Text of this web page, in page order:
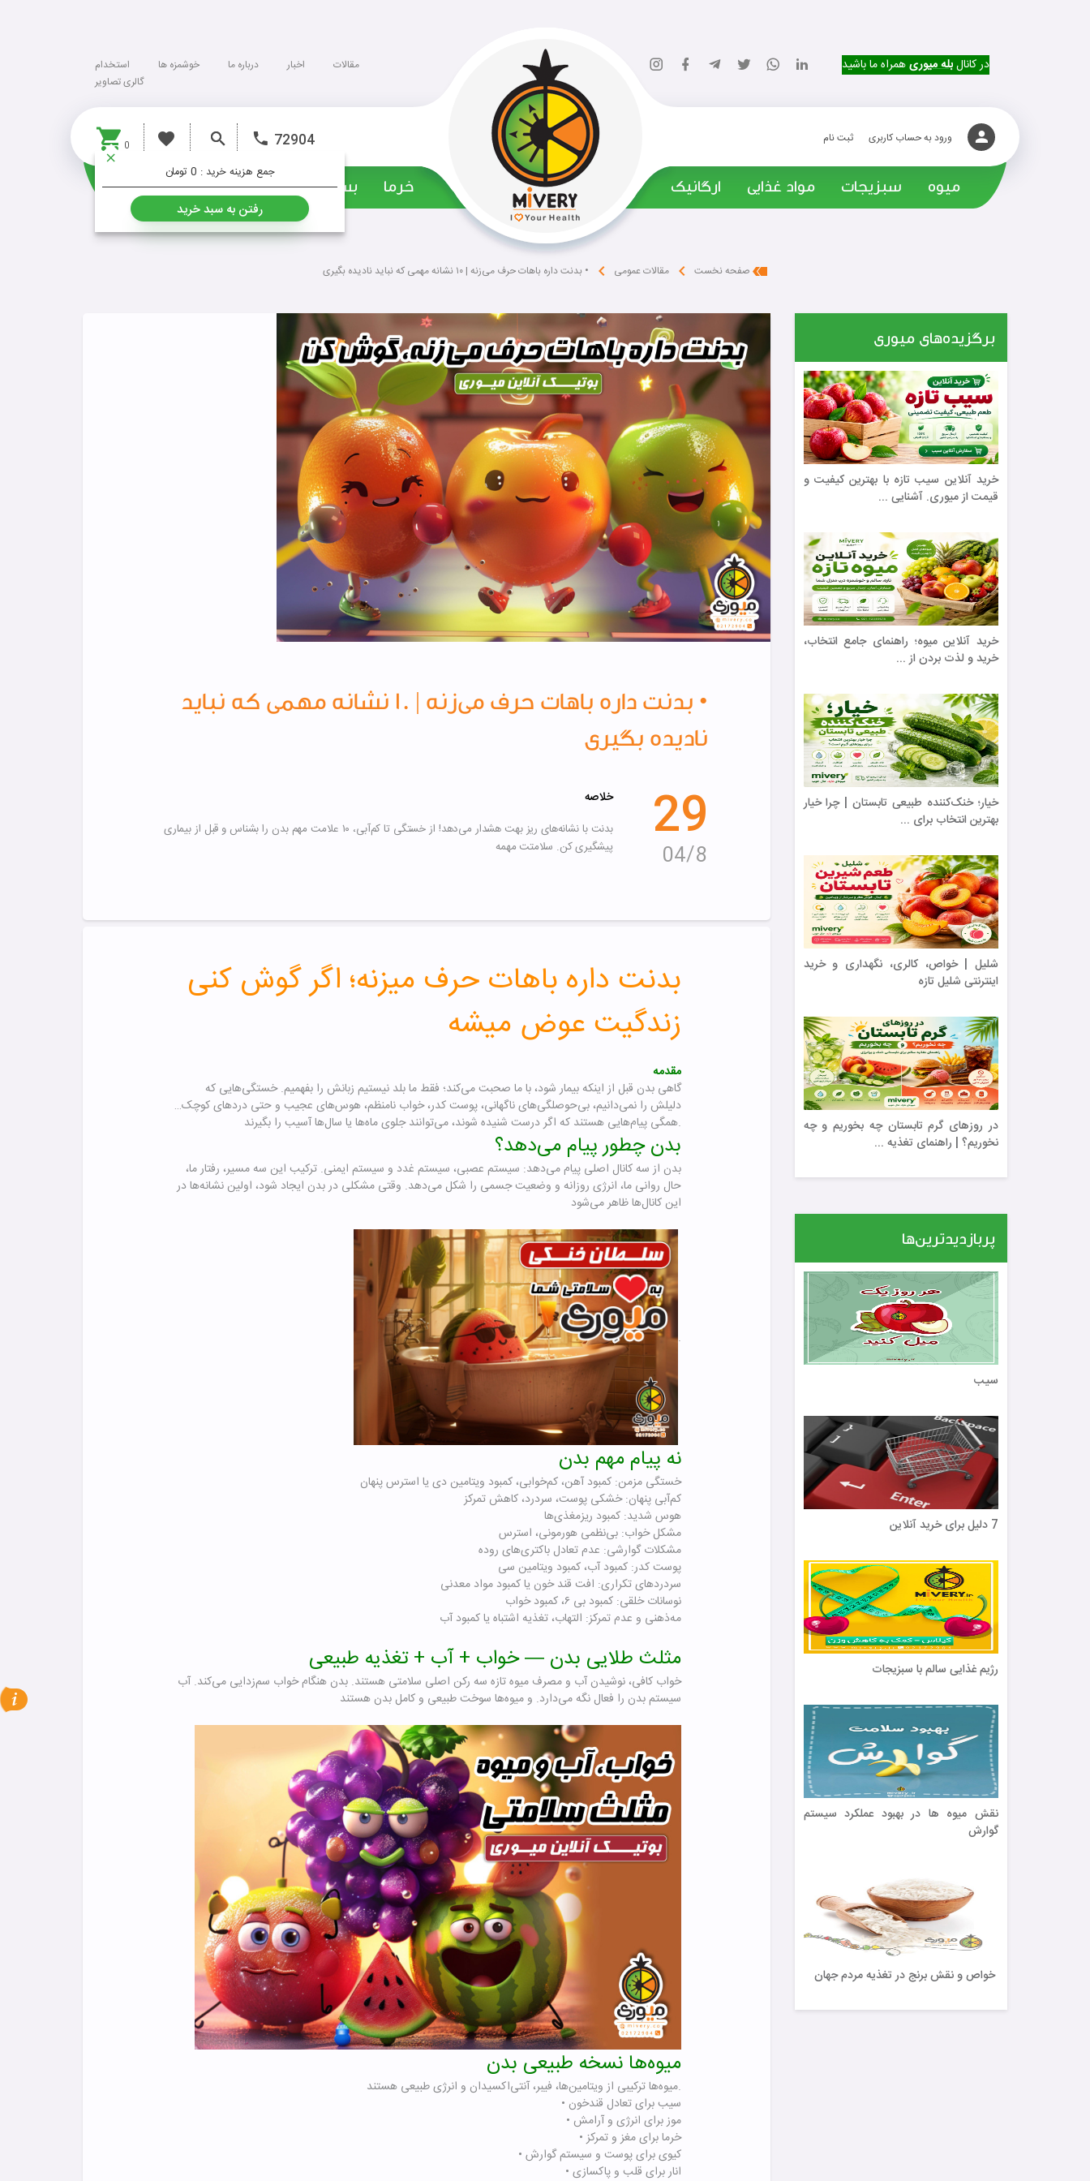
در کانالبله میوریهمراه ما باشید استخدام خوشمزه ها درباره ما اخبار
مقالات
گالری تصاویر
ورود به حساب کاربری ثبت نام
0
جمع هزینه خرید :
رفتن به سبد خرید
72904
میوه سبزیجات مواد غذایی ارگانیک ‌ خرما بسته ها خشکبار
صفحه نخست مقالات عمومی • بدنت داره باهات حرف می‌زنه | ۱۰ نشانه مهمی که نباید نادیده بگیری
• بدنت داره باهات حرف می‌زنه | ۱۰ نشانه مهمی که نباید
نادیده بگیری
29
8
04
خلاصه
بدنت با نشانه‌های ریز بهت هشدار می‌دهد! از خستگی تا کم‌آبی، ۱۰ علامت مهم بدن را بشناس و قبل از بیماری
پیشگیری کن. سلامتت مهمه
بدنت داره باهات حرف میزنه؛ اگر گوش کنی
زندگیت عوض میشه
مقدمه
گاهی بدن قبل از اینکه بیمار شود، با ما صحبت می‌کند؛ فقط ما بلد نیستیم زبانش را بفهمیم. خستگی‌هایی که
دلیلش را نمی‌دانیم، بی‌حوصلگی‌های ناگهانی، پوست کدر، خواب نامنظم، هوس‌های عجیب و حتی دردهای کوچک…
همگی پیام‌هایی هستند که اگر درست شنیده شوند، می‌توانند جلوی ماه‌ها یا سال‌ها آسیب را بگیرند.
بدن چطور پیام می‌دهد؟
بدن از سه کانال اصلی پیام می‌دهد: سیستم عصبی، سیستم غدد و سیستم ایمنی. ترکیب این سه مسیر، رفتار ما،
حال روانی ما، انرژی روزانه و وضعیت جسمی را شکل می‌دهد. وقتی مشکلی در بدن ایجاد شود، اولین نشانه‌ها در
این کانال‌ها ظاهر می‌شود
.
نه پیام مهم بدن
خستگی مزمن: کمبود آهن، کم‌خوابی، کمبود ویتامین دی یا استرس پنهان
کم‌آبی پنهان: خشکی پوست، سردرد، کاهش تمرکز
هوس شدید: کمبود ریزمغذی‌ها
مشکل خواب: بی‌نظمی هورمونی، استرس
مشکلات گوارشی: عدم تعادل باکتری‌های روده
پوست کدر: کمبود آب، کمبود ویتامین سی
سردردهای تکراری: افت قند خون یا کمبود مواد معدنی
نوسانات خلقی: کمبود بی ۶، کمبود خواب
مه‌ذهنی و عدم تمرکز: التهاب، تغذیه اشتباه یا کمبود آب
مثلث طلایی بدن — خواب + آب + تغذیه طبیعی
خواب کافی، نوشیدن آب و مصرف میوه تازه سه رکن اصلی سلامتی هستند. بدن هنگام خواب سم‌زدایی می‌کند. آب
سیستم بدن را فعال نگه می‌دارد. و میوه‌ها سوخت طبیعی و کامل بدن هستند
میوه‌ها نسخه طبیعی بدن
میوه‌ها ترکیبی از ویتامین‌ها، فیبر، آنتی‌اکسیدان و انرژی طبیعی هستند.
• سیب برای تعادل قندخون
• موز برای انرژی و آرامش
• خرما برای مغز و تمرکز
• کیوی برای پوست و سیستم گوارش
• انار برای قلب و پاکسازی
برگزیده‌های میوری
خرید آنلاین سیب تازه با بهترین کیفیت و
قیمت از میوری. آشنایی ...
خرید آنلاین میوه؛ راهنمای جامع انتخاب،
خرید و لذت بردن از ...
خیار؛ خنک‌کننده طبیعی تابستان | چرا خیار
بهترین انتخاب برای ...
شلیل | خواص، کالری، نگهداری و خرید
اینترنتی شلیل تازه
در روزهای گرم تابستان چه بخوریم و چه
نخوریم؟ | راهنمای تغذیه ...
پربازدیدترین‌ها
سیب
7 دلیل برای خرید آنلاین
رژیم غذایی سالم با سبزیجات
نقش میوه ها در بهبود عملکرد سیستم
گوارش
خواص و نقش برنج در تغذیه مردم جهان